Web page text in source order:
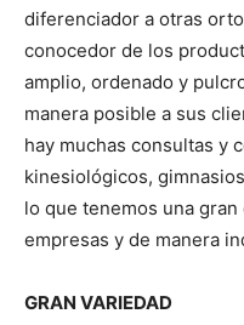
diferenciador a otras
conocedor de los
amplio, ordenado y
manera posible a sus
hay muchas consultas y
kinesiológicos,
lo que tenemos una
empresas y de manera
GRAN VARIEDAD